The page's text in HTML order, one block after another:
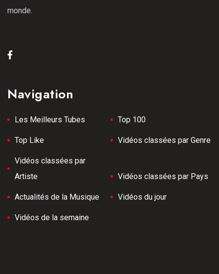
monde.
Navigation
Les Meilleurs Tubes Top 100
Top Like Vidéos classées par Genre
Vidéos classées par
Artiste
Vidéos classées par Pays
Actualités de la Musique Vidéos du jour
Vidéos de la semaine